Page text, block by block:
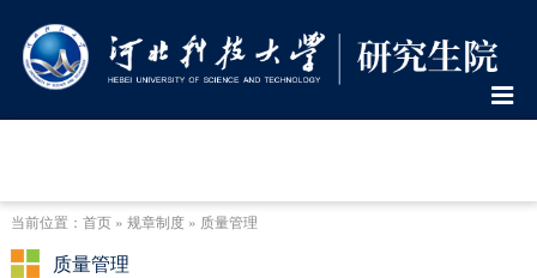
当前位置：首页 » 规章制度 » 质量管理
质量管理